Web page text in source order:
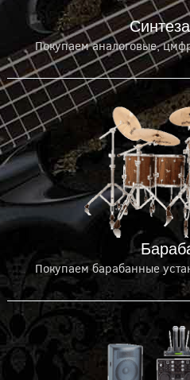
Покупаем аналоговые,
Покупаем барабанные